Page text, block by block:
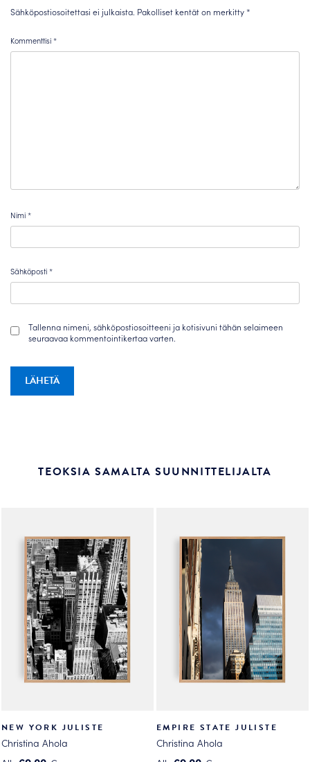
Sähköpostiosoitettasi ei julkaista. Pakolliset kentät on merkitty*
Kommenttisi*
Nimi*
Sähköposti*
Tallenna nimeni, sähköpostiosoitteeni ja kotisivuni tähän selaimeen
seuraavaa kommentointikertaa varten.
TEOKSIA SAMALTA SUUNNITTELIJALTA
NEW YORK JULISTE
Christina Ahola
EMPIRE STATE JULISTE
Christina Ahola